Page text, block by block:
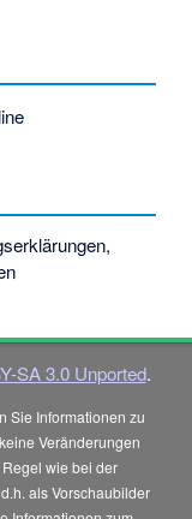
SA 3.0 Unported.
Sie Informationen zu
Veränderungen
wie bei der
als Vorschaubilder